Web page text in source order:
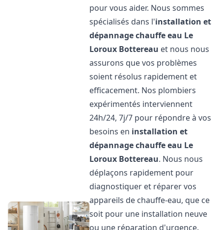
pour vous aider. Nous sommes
spécialisés dans l'installation et
dépannage chauffe eau Le
Loroux Bottereau et nous nous
assurons que vos problèmes
soient résolus rapidement et
efficacement. Nos plombiers
expérimentés interviennent
24h/24, 7j/7 pour répondre à vos
besoins en installation et
dépannage chauffe eau Le
Loroux Bottereau. Nous nous
déplaçons rapidement pour
diagnostiquer et réparer vos
appareils de chauffe-eau, que ce
soit pour une installation neuve
ou une réparation d'urgence.